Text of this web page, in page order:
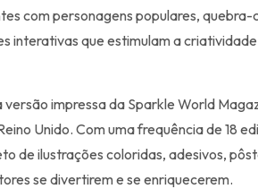
com personagens populares, quebra-
interativas que estimulam a criatividade
impressa da Sparkle World
Unido. Com uma frequência de 18
de ilustrações coloridas, adesivos,
se divertirem e se enriquecerem.